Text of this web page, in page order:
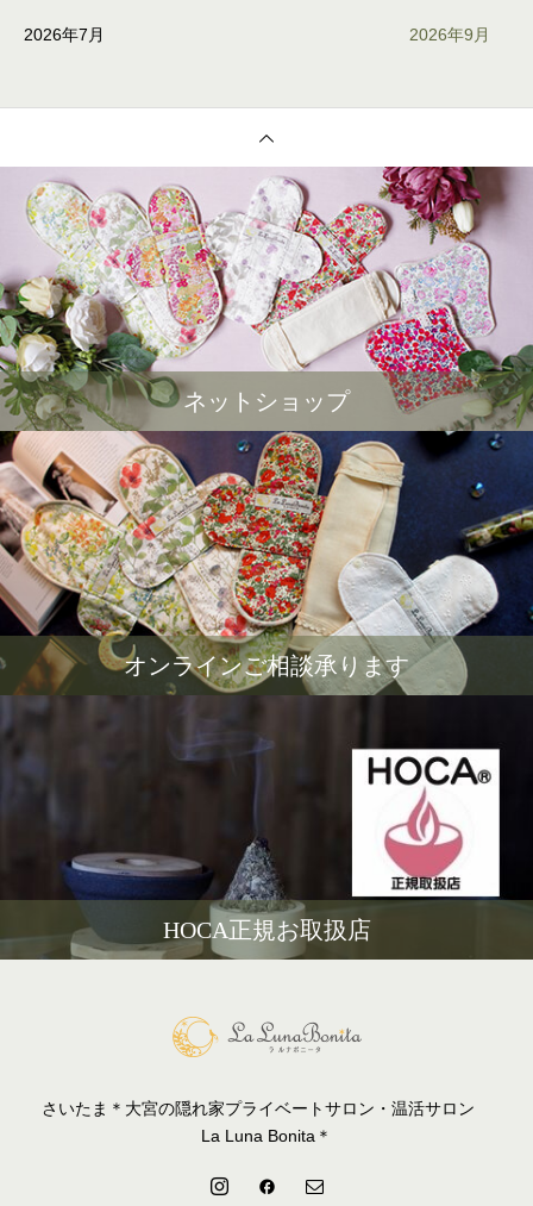
2026年7月 2026年9月
ネットショップ
オンラインご相談承ります
HOCA正規お取扱店
さいたま＊大宮の隠れ家プライベートサロン・温活サロン
La Luna Bonita＊